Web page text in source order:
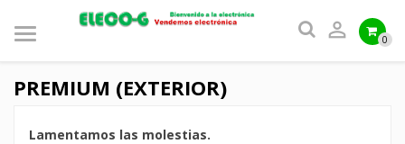
 0
PREMIUM (EXTERIOR)
Lamentamos las molestias.